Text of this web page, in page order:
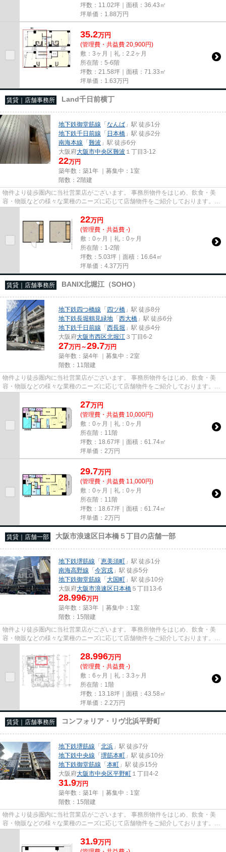
坪数：11.02坪｜面積：36.43㎡
坪単価： 1.88万円
35.2万円
(管理費・共益費 20,900円)
敷：3ヶ月｜礼：2.2ヶ月
所在階：5-6階
坪数：21.58坪｜面積：71.33㎡
坪単価： 1.63万円
賃貸｜店舗事務所 Land千日前横丁
地下鉄御堂筋線 「なんば 」駅 徒歩1分
地下鉄千日前線 「 日本橋 」駅 徒歩2分
南海本線 「難波 」駅 徒歩6分
大阪府大阪市中央区難波 １丁目3-12
22万円
築年数：築1年 ｜募集中： 1室
階数：2階建
物件より徒歩圏内に当社営業店がございます。 事務所物件をはじめ、飲食・美
容・物販などの様々な業種のニーズに応じて店舗物件をご紹介しております。
尚、弊社ではおとり広告は一切...
22万円
(管理費・共益費 -)
敷：0ヶ月｜礼：0ヶ月
所在階：1-2階
坪数：5.03坪｜面積：16.64㎡
坪単価： 4.37万円
賃貸｜店舗事務所 BANIX北堀江（SOHO）
地下鉄四つ橋線 「四ツ橋 」駅 徒歩8分
地下鉄長堀鶴見緑地 「西大橋 」駅 徒歩6分
地下鉄千日前線 「西長堀 」駅 徒歩4分
大阪府大阪市西区北堀江 ３丁目6-2
27万円～29.7万円
築年数：築4年 ｜募集中： 2室
階数：11階建
物件より徒歩圏内に当社営業店がございます。 事務所物件をはじめ、飲食・美
容・物販などの様々な業種のニーズに応じて店舗物件をご紹介しております。
尚、弊社ではおとり広告は一切...
27万円
(管理費・共益費 10,000円)
敷：0ヶ月｜礼：0ヶ月
所在階：11階
坪数：18.67坪｜面積：61.74㎡
坪単価： 2万円
29.7万円
(管理費・共益費 11,000円)
敷：0ヶ月｜礼：0ヶ月
所在階：11階
坪数：18.67坪｜面積：61.74㎡
坪単価： 2万円
賃貸｜店舗一部 大阪市浪速区日本橋５丁目の店舗一部
地下鉄堺筋線 「恵美須町 」駅 徒歩1分
南海高野線 「今宮戎 」駅 徒歩5分
地下鉄御堂筋線 「大国町 」駅 徒歩10分
大阪府大阪市浪速区日本橋 ５丁目13-6
28.996万円
築年数：築3年 ｜募集中： 1室
階数：15階建
物件より徒歩圏内に当社営業店がございます。 事務所物件をはじめ、飲食・美
容・物販などの様々な業種のニーズに応じて店舗物件をご紹介しております。
尚、弊社ではおとり広告は一切...
28.996万円
(管理費・共益費 -)
敷：6ヶ月｜礼：3.3ヶ月
所在階：1階
坪数：13.18坪｜面積：43.58㎡
坪単価： 2.2万円
賃貸｜店舗事務所 コンフォリア・リヴ北浜平野町
地下鉄堺筋線 「北浜 」駅 徒歩7分
地下鉄中央線 「堺筋本町 」駅 徒歩10分
地下鉄御堂筋線 「本町 」駅 徒歩15分
大阪府大阪市中央区平野町 １丁目4-2
31.9万円
築年数：築1年 ｜募集中： 1室
階数：15階建
物件より徒歩圏内に当社営業店がございます。 事務所物件をはじめ、飲食・美
容・物販などの様々な業種のニーズに応じて店舗物件をご紹介しております。
尚、弊社ではおとり広告は一切...
31.9万円